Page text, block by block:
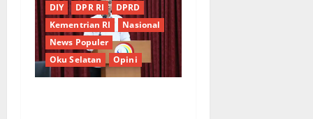
DIY
DPR RI
DPRD
Kementrian RI
Nasional
News Populer
Oku Selatan
Opini